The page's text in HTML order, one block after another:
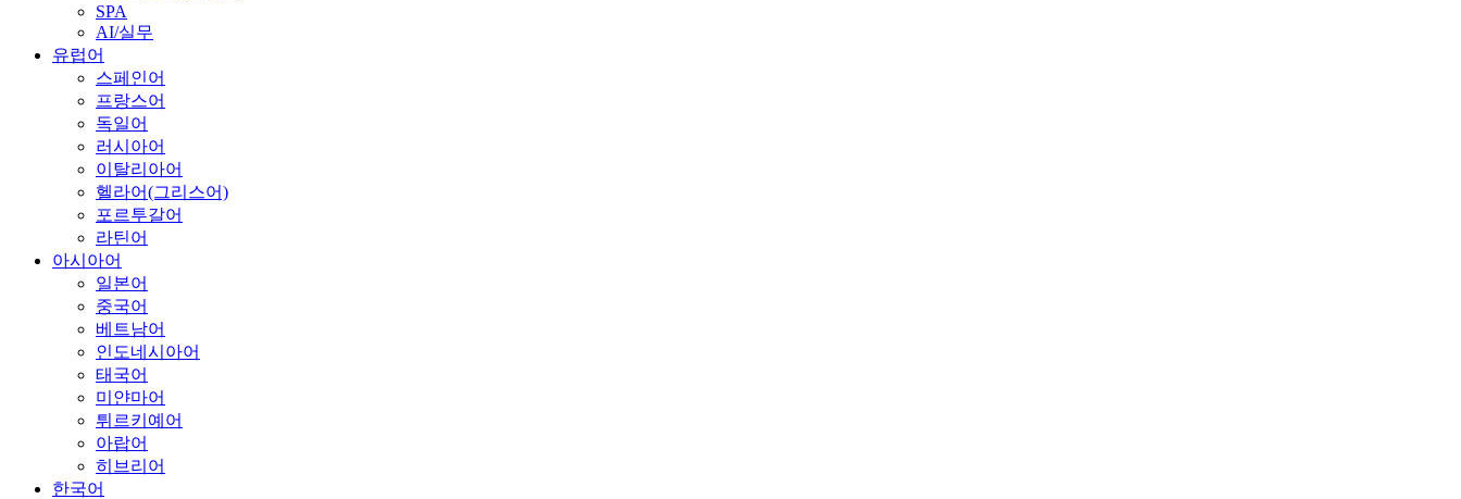
SPA
AI/실무
유럽어
스페인어
프랑스어
독일어
러시아어
이탈리아어
헬라어(그리스어)
포르투갈어
라틴어
아시아어
일본어
중국어
베트남어
인도네시아어
태국어
미얀마어
튀르키예어
아랍어
히브리어
한국어